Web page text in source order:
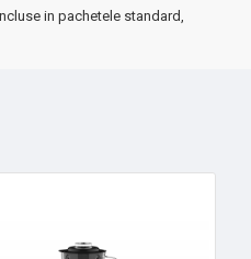
in pachetele standard,